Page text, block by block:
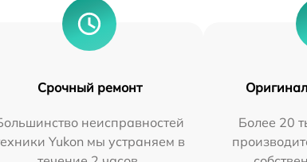
Срочный ремонт
неисправностей
Yukon мы устраняем в
Более 20